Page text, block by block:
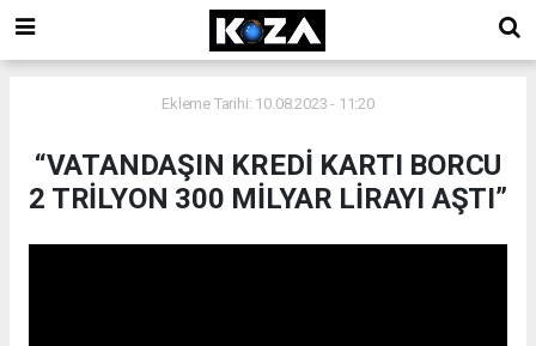
Ekleme Tarihi: 10.08.2023 - 11:20
“VATANDAŞIN KREDİ KARTI BORCU
2 TRİLYON 300 MİLYAR LİRAYI AŞTI”